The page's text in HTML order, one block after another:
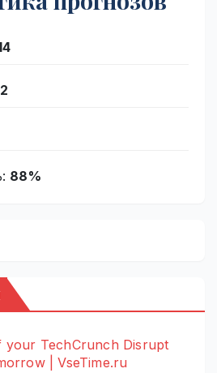
2
88%
TechCrunch Disrupt
| VseTime.ru